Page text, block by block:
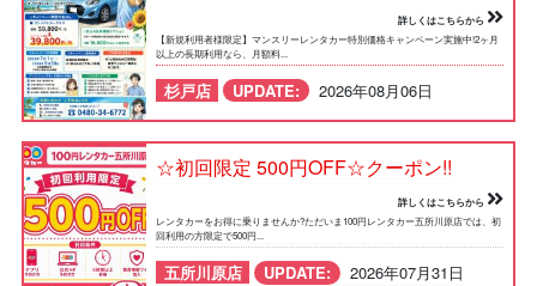
詳しくはこちらから
【新規利用者様限定】マンスリーレンタカー特別価格キャンペーン実施中!2ヶ月
以上の長期利用なら、月額料...
杉戸店 UPDATE: 2026年08月06日
☆初回限定 500円OFF☆クーポン!!
詳しくはこちらから
レンタカーをお得に乗りませんか?ただいま100円レンタカー五所川原店では、初
回利用の方限定で500円...
五所川原店 UPDATE: 2026年07月31日